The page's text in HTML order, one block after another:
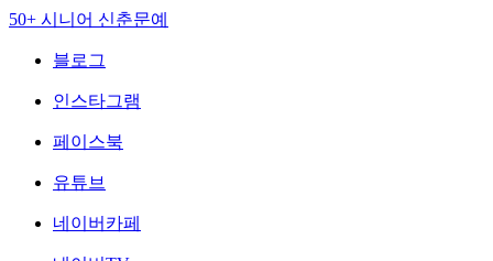
50+ 시니어 신춘문예
블로그
인스타그램
페이스북
유튜브
네이버카페